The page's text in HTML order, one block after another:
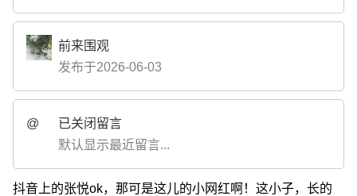
前来围观
发布于2026-06-03
@
已关闭留言
默认显示最近留言...
抖音上的张悦ok，那可是这儿的小网红啊！这小子，长的